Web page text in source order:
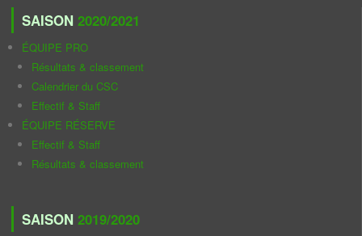
SAISON 2020/2021
ÉQUIPE PRO
Résultats & classement
Calendrier du CSC
Effectif & Staff
ÉQUIPE RÉSERVE
Effectif & Staff
Résultats & classement
SAISON 2019/2020